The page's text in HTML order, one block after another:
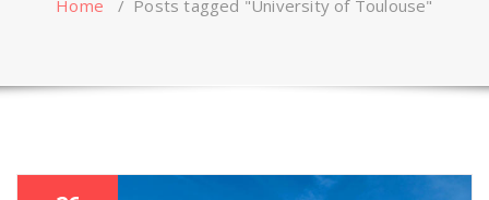
Home / Posts tagged "University of Toulouse"